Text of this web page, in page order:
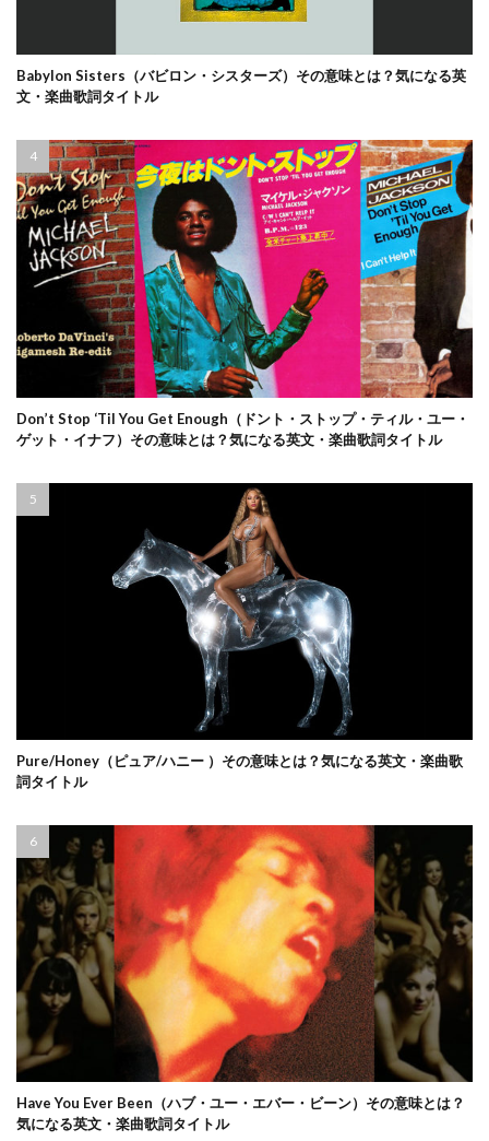
Babylon Sisters（バビロン・シスターズ）その意味とは？気になる英
文・楽曲歌詞タイトル
Don’t Stop ‘Til You Get Enough（ドント・ストップ・ティル・ユー・
ゲット・イナフ）その意味とは？気になる英文・楽曲歌詞タイトル
Pure/Honey（ピュア/ハニー ）その意味とは？気になる英文・楽曲歌
詞タイトル
Have You Ever Been（ハブ・ユー・エバー・ビーン）その意味とは？
気になる英文・楽曲歌詞タイトル